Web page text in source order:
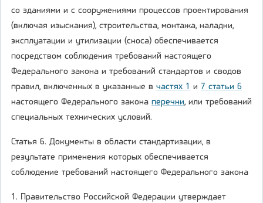
со зданиями и с сооружениями процессов проектирования
(включая изыскания), строительства, монтажа, наладки,
эксплуатации и утилизации (сноса) обеспечивается
посредством соблюдения требований настоящего
Федерального закона и требований стандартов и сводов
правил, включенных в указанные в частях 1 и 7 статьи 6
настоящего Федерального закона перечни, или требований
специальных технических условий.
Статья 6. Документы в области стандартизации, в
результате применения которых обеспечивается
соблюдение требований настоящего Федерального закона
1. Правительство Российской Федерации утверждает